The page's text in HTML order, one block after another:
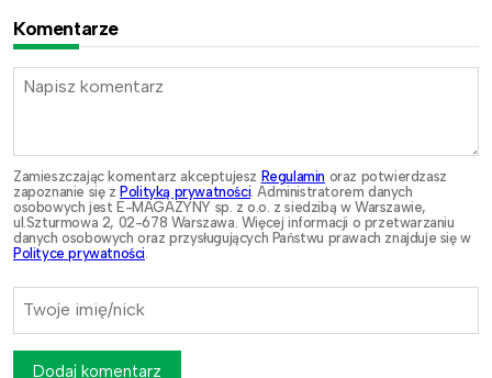
Komentarze
Zamieszczając komentarz akceptujesz Regulamin oraz potwierdzasz
zapoznanie się z Polityką prywatności . Administratorem danych
osobowych jest E-MAGAZYNY sp. z o.o. z siedzibą w Warszawie,
ul.Szturmowa 2, 02-678 Warszawa. Więcej informacji o przetwarzaniu
danych osobowych oraz przysługujących Państwu prawach znajduje się w
Polityce prywatności
Dodaj komentarz